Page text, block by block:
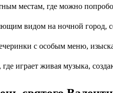
местам, где можно
видом на ночной город,
с особым меню,
играет живая музыка,